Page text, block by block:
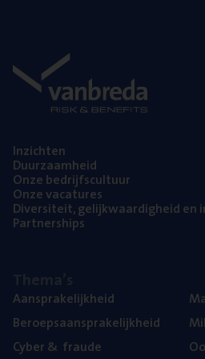
Inzich­ten
Duur­zaam­heid
Onze bedrijfs­cul­tuur
Onze vaca­tu­res
Diver­si­teit, gelijk­waar­dig­heid en
Part­ner­ships
Aan­spra­ke­lijk­heid
Beroeps­aan­spra­ke­lijk­heid
Cyber& fraude